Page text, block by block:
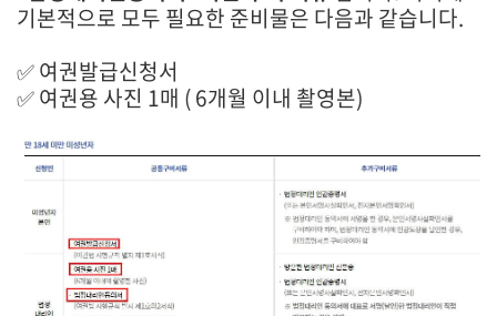
기본적으로 모두 필요한 준비물은 다음과 같습니다.
✅ 여권발급신청서
✅ 여권용 사진 1매 ( 6개월 이내 촬영본)